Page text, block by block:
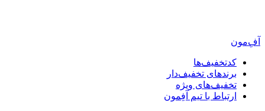
آفِ‌مون
کدتخفیف‌ها
برندهای تخفیف‌دار
تخفیف‌های ویژه
ارتباط با تیم آفِمون